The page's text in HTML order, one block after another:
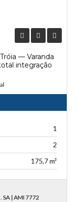
— Varanda
integração
1
2
175,7 m²
| AMI 7772